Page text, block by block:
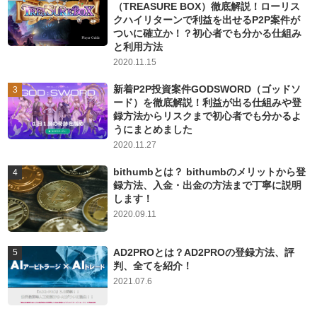
（TREASURE BOX）徹底解説！ローリス
クハイリターンで利益を出せるP2P案件が
ついに確立か！？初心者でも分かる仕組み
と利用方法
2020.11.15
新着P2P投資案件GODSWORD（ゴッドソ
ード）を徹底解説！利益が出る仕組みや登
録方法からリスクまで初心者でも分かるよ
うにまとめました
2020.11.27
bithumbとは？ bithumbのメリットから登
録方法、入金・出金の方法まで丁寧に説明
します！
2020.09.11
AD2PROとは？AD2PROの登録方法、評
判、全てを紹介！
2021.07.6